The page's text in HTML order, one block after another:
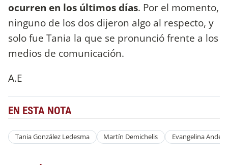
ocurren en los últimos días. Por el momento,
ninguno de los dos dijeron algo al respecto, y
solo fue Tania la que se pronunció frente a los
medios de comunicación.
A.E
EN ESTA NOTA
Tania González Ledesma Martín Demichelis Evangelina